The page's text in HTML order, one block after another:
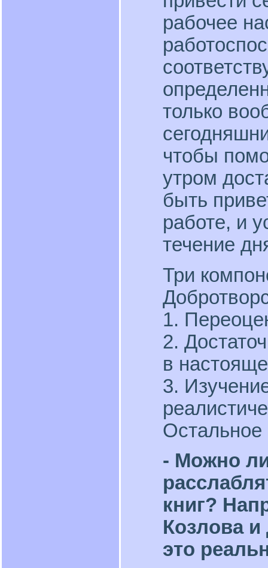
рабочее
только
чтобы
утром
быть
работе, и
течение
Три
1.
2.
в
3.
Остальное
- Можно
книг?
Козлова и
это